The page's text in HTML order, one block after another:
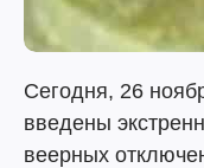
Сегодня, 26
введены
веерных